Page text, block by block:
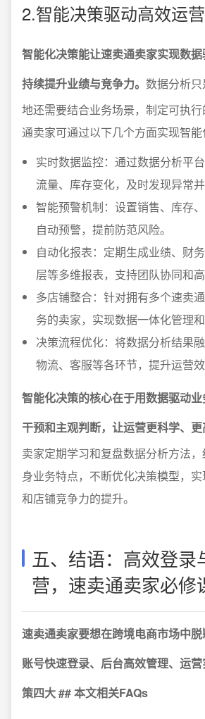
2.智能决策驱动高效运营
智能化决策能让速卖通卖家实现数据
持续提升业绩与竞争力。 数据分析
地还需要结合业务场景，制定可执
通卖家可通过以下几个方面实现智能
实时数据监控：通过数据分析平台
流量、库存变化，及时发现异常并
智能预警机制：设置销售、库存
自动预警，提前防范风险。
自动化报表：定期生成业绩、财
层等多维报表，支持团队协同和高
多店铺整合：针对拥有多个速卖
务的卖家，实现数据一体化管理和
决策流程优化：将数据分析结果融
物流、客服等各环节，提升运营效
智能化决策的核心在于用数据驱动
干预和主观判断，让运营更科学、更
卖家定期学习和复盘数据分析方法
身业务特点，不断优化决策模型，
和店铺竞争力的提升。
五、结语：高效登录
营，速卖通卖家必修
速卖通卖家要想在跨境电商市场中
账号快速登录、后台高效管理、运
策四大 ## 本文相关FAQs